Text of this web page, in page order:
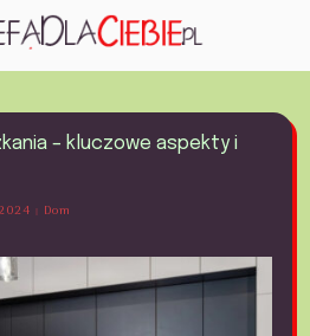
– kluczowe aspekty i
Dom